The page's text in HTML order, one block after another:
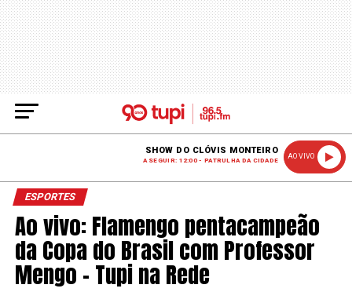
SHOW DO CLÓVIS MONTEIRO
A SEGUIR: 12:00 - PATRULHA DA CIDADE
AO VIVO
ESPORTES
Ao vivo: Flamengo pentacampeão
da Copa do Brasil com Professor
Mengo – Tupi na Rede